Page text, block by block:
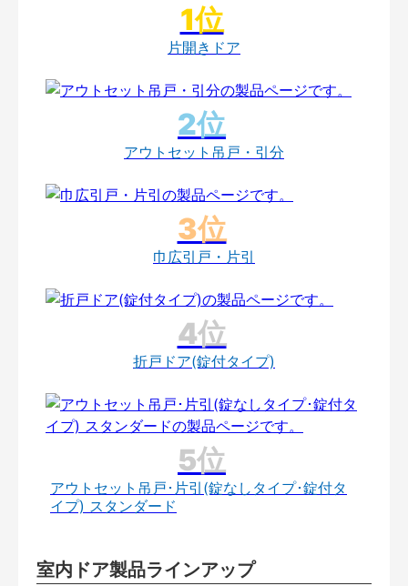
片開きドア
アウトセット吊戸・引分
巾広引戸・片引
折戸ドア(錠付タイプ)
アウトセット吊戸･片引(錠なしタイプ･錠付タ
イプ) スタンダード
室内ドア製品ラインアップ